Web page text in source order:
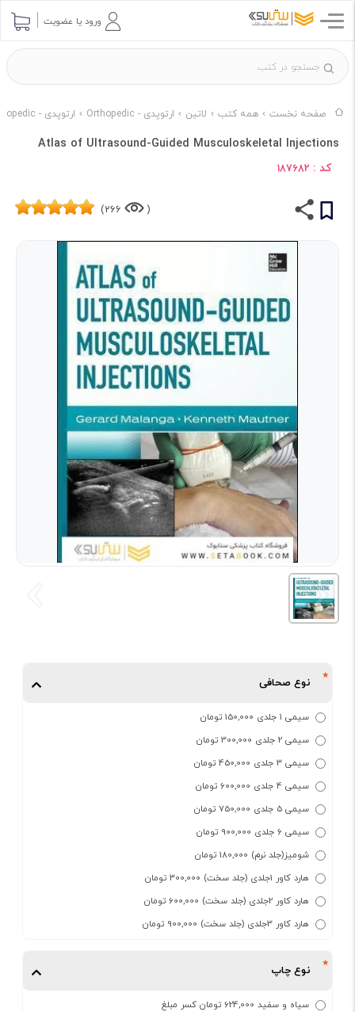
ورود یا عضویت
صفحه نخست همه کتب لاتین ارتوپدی - Orthopedic ارتوپدی - Orthopedic ناشر Mc Graw Hill
Atlas of Ultrasound-Guided Musculoskeletal Injections
کد : 187682
(
266)
نوع صحافی
سیمی 1 جلدی 150,000 تومان
سیمی 2 جلدی 300,000 تومان
سیمی 3 جلدی 450,000 تومان
سیمی 4 جلدی 600,000 تومان
سیمی 5 جلدی 750,000 تومان
سیمی 6 جلدی 900,000 تومان
شومیز(جلد نرم) 180,000 تومان
هارد کاور 1جلدی (جلد سخت) 300,000 تومان
هارد کاور 2جلدی (جلد سخت) 600,000 تومان
هارد کاور 3جلدی (جلد سخت) 900,000 تومان
نوع چاپ
سیاه و سفید 624,000 تومان کسر مبلغ